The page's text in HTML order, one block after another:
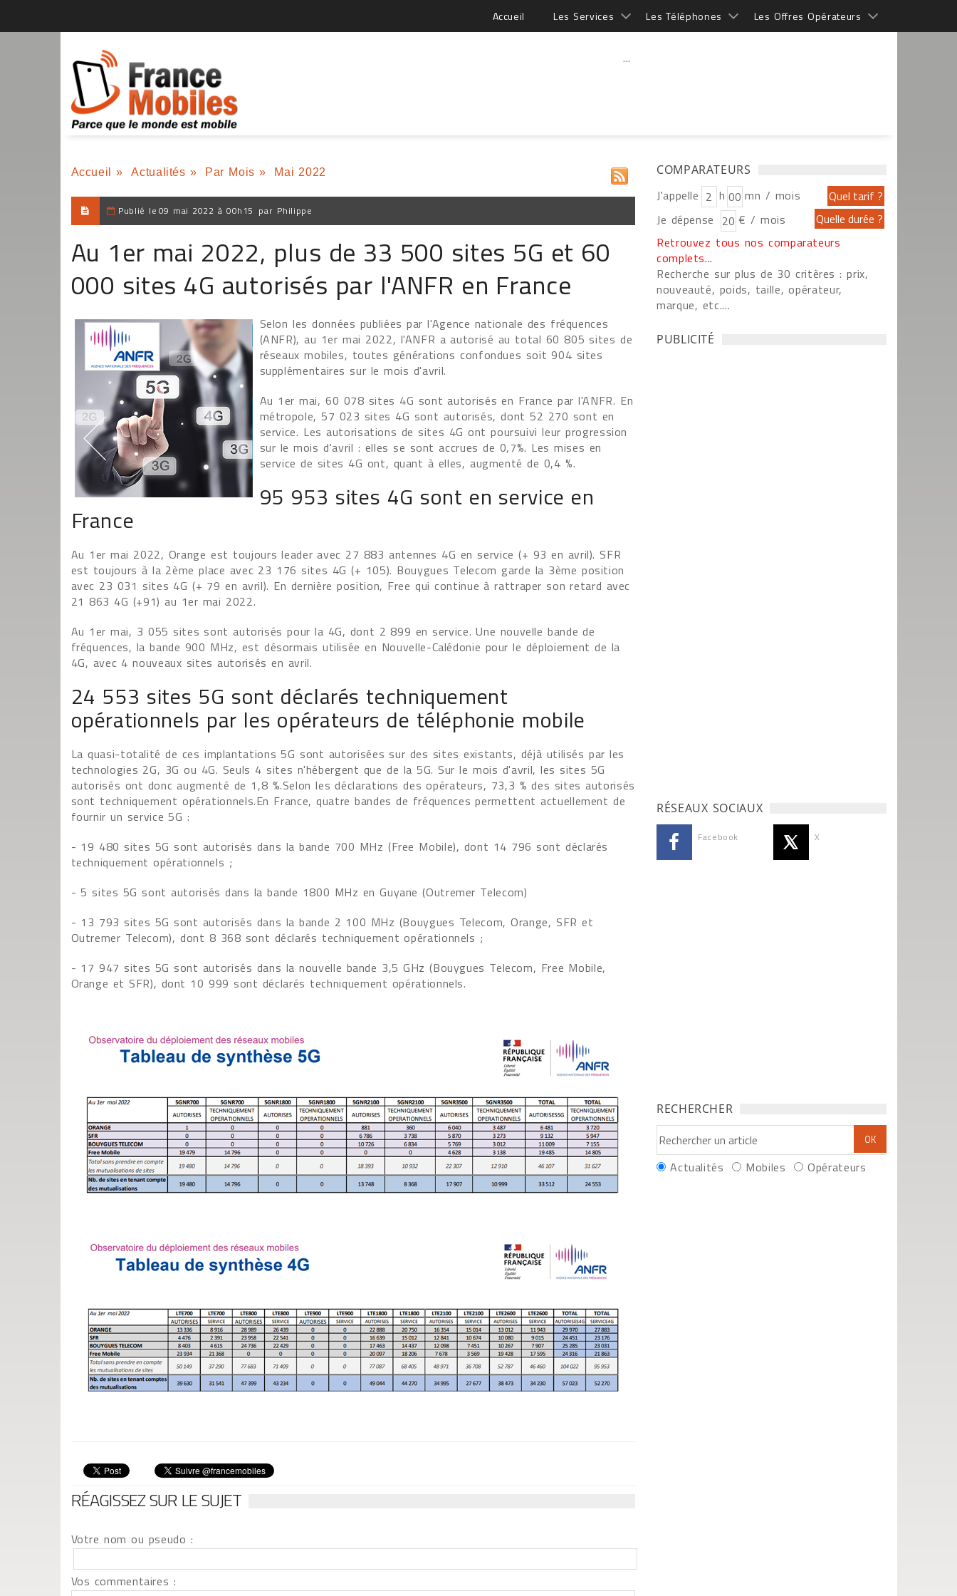
Accueil Les Services Les Téléphones Les Offres Opérateurs
...
Accueil » Actualités » Par Mois » Mai 2022
Publié le 09 mai 2022 à 00h15 par Philippe
Au 1er mai 2022, plus de 33 500 sites 5G et 60
000 sites 4G autorisés par l'ANFR en France
Selon les données publiées par l'Agence nationale des fréquences
(ANFR), au 1er mai 2022, l'ANFR a autorisé au total 60 805 sites de
réseaux mobiles, toutes générations confondues soit 904 sites
supplémentaires sur le mois d'avril.
Au 1er mai, 60 078 sites 4G sont autorisés en France par l'ANFR. En
métropole, 57 023 sites 4G sont autorisés, dont 52 270 sont en
service. Les autorisations de sites 4G ont poursuivi leur progression
sur le mois d'avril : elles se sont accrues de 0,7%. Les mises en
service de sites 4G ont, quant à elles, augmenté de 0,4 %.
95 953 sites 4G sont en service en
France
Au 1er mai 2022, Orange est toujours leader avec 27 883 antennes 4G en service (+ 93 en avril). SFR
est toujours à la 2ème place avec 23 176 sites 4G (+ 105). Bouygues Telecom garde la 3ème position
avec 23 031 sites 4G (+ 79 en avril). En dernière position, Free qui continue à rattraper son retard avec
21 863 4G (+91) au 1er mai 2022.
Au 1er mai, 3 055 sites sont autorisés pour la 4G, dont 2 899 en service. Une nouvelle bande de
fréquences, la bande 900 MHz, est désormais utilisée en Nouvelle-Calédonie pour le déploiement de la
4G, avec 4 nouveaux sites autorisés en avril.
24 553 sites 5G sont déclarés techniquement
opérationnels par les opérateurs de téléphonie mobile
La quasi-totalité de ces implantations 5G sont autorisées sur des sites existants, déjà utilisés par les
technologies 2G, 3G ou 4G. Seuls 4 sites n'hébergent que de la 5G. Sur le mois d'avril, les sites 5G
autorisés ont donc augmenté de 1,8 %.Selon les déclarations des opérateurs, 73,3 % des sites autorisés
sont techniquement opérationnels.En France, quatre bandes de fréquences permettent actuellement de
fournir un service 5G :
- 19 480 sites 5G sont autorisés dans la bande 700 MHz (Free Mobile), dont 14 796 sont déclarés
techniquement opérationnels ;
- 5 sites 5G sont autorisés dans la bande 1800 MHz en Guyane (Outremer Telecom)
- 13 793 sites 5G sont autorisés dans la bande 2 100 MHz (Bouygues Telecom, Orange, SFR et
Outremer Telecom), dont 8 368 sont déclarés techniquement opérationnels ;
- 17 947 sites 5G sont autorisés dans la nouvelle bande 3,5 GHz (Bouygues Telecom, Free Mobile,
Orange et SFR), dont 10 999 sont déclarés techniquement opérationnels.
RÉAGISSEZ SUR LE SUJET
Votre nom ou pseudo :
Vos commentaires :
COMPARATEURS
J'appelle h
mn / mois
Je dépense
€ / mois
Retrouvez tous nos comparateurs
complets...
Recherche sur plus de 30 critères : prix,
nouveauté, poids, taille, opérateur,
marque, etc....
PUBLICITÉ
RÉSEAUX SOCIAUX
Facebook X
RECHERCHER
Actualités Mobiles Opérateurs